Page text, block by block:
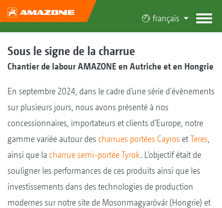
français
Sous le signe de la charrue
Chantier de labour AMAZONE en Autriche et en Hongrie
En septembre 2024, dans le cadre d’une série d'évènements
sur plusieurs jours, nous avons présenté à nos
concessionnaires, importateurs et clients d’Europe, notre
gamme variée autour des charrues portées Cayros etTeres
ainsi que la charrue semi-portée Tyrok. L’objectif était de
souligner les performances de ces produits ainsi que les
investissements dans des technologies de production
modernes sur notre site de Mosonmagyaróvár (Hongrie) et